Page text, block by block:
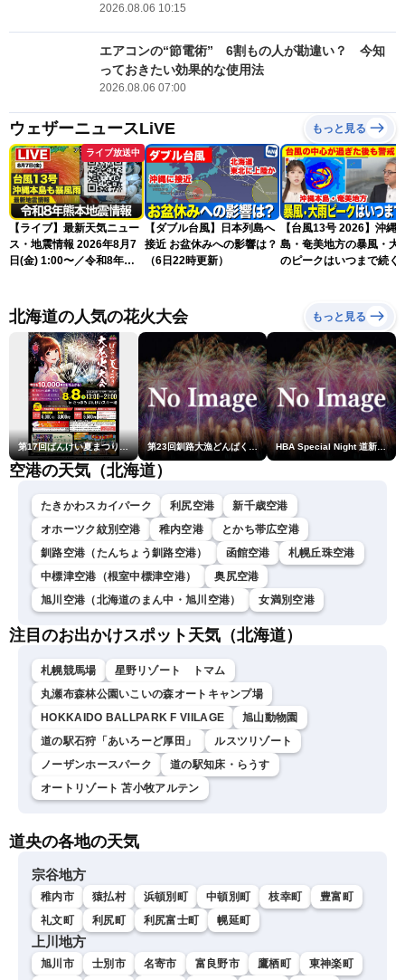
2026.08.06 10:15
エアコンの“節電術” 6割もの人が勘違い？ 今知
っておきたい効果的な使用法
2026.08.06 07:00
ウェザーニュースLiVE もっと見る
ライブ放送中
【ライブ】最新天気ニュー
ス・地震情報 2026年8月7
日(金) 1:00〜／令和8年熊
スLiVE〉
【ダブル台風】日本列島へ
接近 お盆休みへの影響は？
（6日22時更新）
【台風13号 2026】沖縄
島・奄美地方の暴風・大
のピークはいつまで続く
北海道の人気の花火大会 もっと見る
第17回ばんけい夏まつり大花火大会 第23回釧路大漁どんぱく花火大会 ～道新・光と音のファンタジー～ HBA Special Night 道新・秋華火（はなび）
空港の天気（北海道）
たきかわスカイパーク 利尻空港
新千歳空港
オホーツク紋別空港
稚内空港
とかち帯広空港
釧路空港（たんちょう釧路空港）
函館空港
札幌丘珠空港
中標津空港（根室中標津空港）
奥尻空港
旭川空港（北海道のまん中・旭川空港）
女満別空港
注目のお出かけスポット天気（北海道）
札幌競馬場
星野リゾート トマム
丸瀬布森林公園いこいの森オートキャンプ場
HOKKAIDO BALLPARK F VIILAGE
旭山動物園
道の駅石狩「あいろーど厚田」
ルスツリゾート
ノーザンホースパーク
道の駅知床・らうす
オートリゾート 苫小牧アルテン
道央の各地の天気
宗谷地方
稚内市 猿払村 浜頓別町 中頓別町 枝幸町
豊富町
礼文町
利尻町 利尻富士町 幌延町
上川地方
旭川市 士別市 名寄市 富良野市 鷹栖町
東神楽町